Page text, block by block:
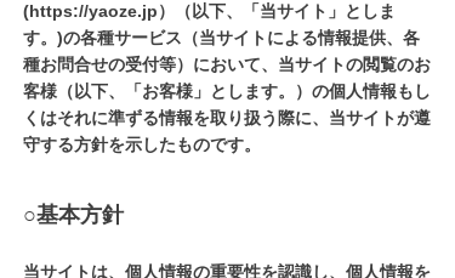
(https://yaoze.jp）（以下、「当サイト」としま
す。)の各種サービス（当サイトによる情報提供、各
種お問合せの受付等）において、当サイトの閲覧のお
客様（以下、「お客様」とします。）の個人情報もし
くはそれに準ずる情報を取り扱う際に、当サイトが遵
守する方針を示したものです。
○基本方針
当サイトは、個人情報の重要性を認識し、個人情報を